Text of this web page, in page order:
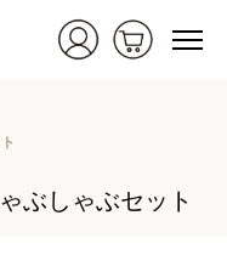
ぶしゃぶセット